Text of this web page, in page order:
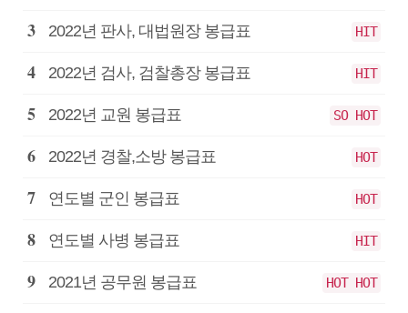
급
2022년 판사, 대법원장 봉급표 HIT
2022년 검사, 검찰총장 봉급표 HIT
2022년 교원 봉급표 SO HOT
2022년 경찰,소방 봉급표 HOT
연도별 군인 봉급표 HOT
연도별 사병 봉급표 HIT
2021년 공무원 봉급표 HOT HOT